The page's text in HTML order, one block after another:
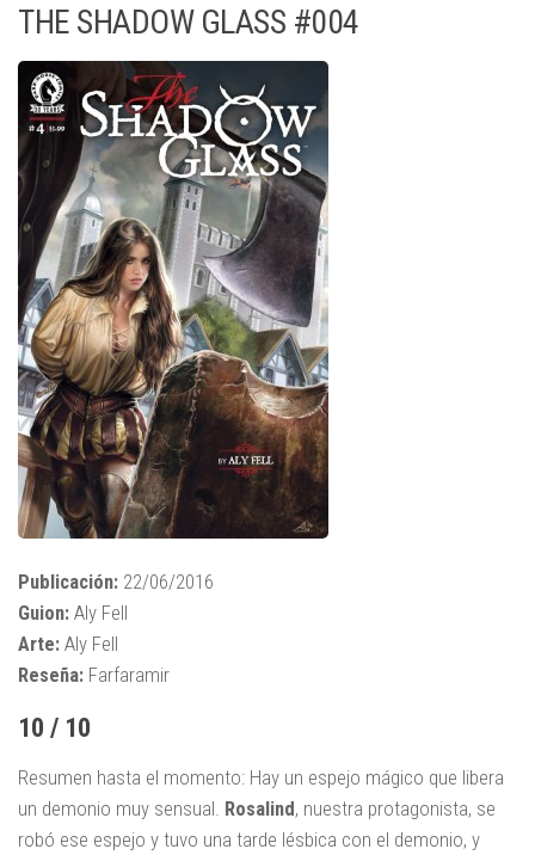
THE SHADOW GLASS #004
Publicación: 22/06/2016
Guion: Aly Fell
Arte: Aly Fell
Reseña: Farfaramir
10 / 10
Resumen hasta el momento: Hay un espejo mágico que libera
un demonio muy sensual. Rosalind, nuestra protagonista, se
robó ese espejo y tuvo una tarde lésbica con el demonio, y